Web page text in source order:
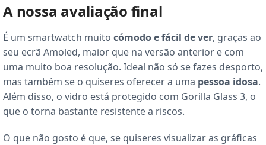
A nossa avaliação final
É um smartwatch muito cómodo e fácil de ver, graças ao
seu ecrã Amoled, maior que na versão anterior e com
uma muito boa resolução. Ideal não só se fazes desporto,
mas também se o quiseres oferecer a uma pessoa idosa.
Além disso, o vidro está protegido com Gorilla Glass 3, o
que o torna bastante resistente a riscos.
O que não gosto é que, se quiseres visualizar as gráficas